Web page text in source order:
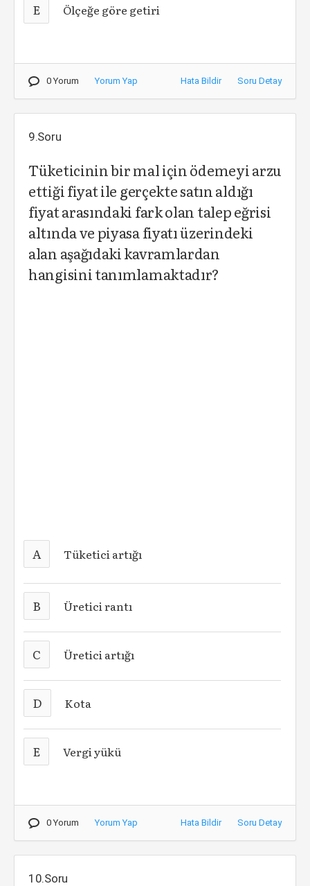
E Ölçeğe göre getiri
0 Yorum Yorum Yap Hata Bildir Soru Detay
9.Soru
Tüketicinin bir mal için ödemeyi arzu
ettiği fiyat ile gerçekte satın aldığı
fiyat arasındaki fark olan talep eğrisi
altında ve piyasa fiyatı üzerindeki
alan aşağıdaki kavramlardan
hangisini tanımlamaktadır?
A Tüketici artığı
B Üretici rantı
C Üretici artığı
D Kota
E Vergi yükü
0 Yorum Yorum Yap Hata Bildir Soru Detay
10.Soru